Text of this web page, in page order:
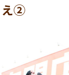
え②